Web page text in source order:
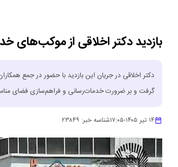
بازدید دکتر اخلاقی از موکب‌های
دکتر اخلاقی در جریان این بازدید با حضور در جمع
گرفت و بر ضرورت خدمات‌رسانی و فراهم‌سازی فضای
۱۴ تیر ۱۴۰۵ -۱۷:۰۵شناسه خبر: ۲۳۸۴۹